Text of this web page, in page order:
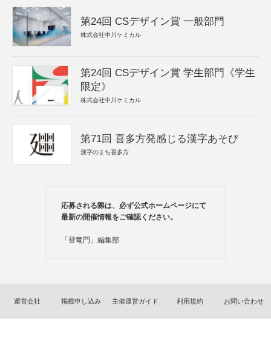
第24回 CSデザイン賞 一般部門
株式会社中川ケミカル
第24回 CSデザイン賞 学生部門《学生
限定》
株式会社中川ケミカル
第71回 喜多方発感じる漢字あそび
漢字のまち喜多方
応募される際は、必ず公式ホームページにて
最新の開催情報をご確認ください。
「登竜門」編集部
運営会社 掲載申し込み 主催運営ガイド 利用規約 お問い合わせ